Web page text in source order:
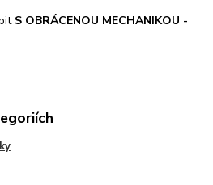
S OBRÁCENOU MECHANIKOU -